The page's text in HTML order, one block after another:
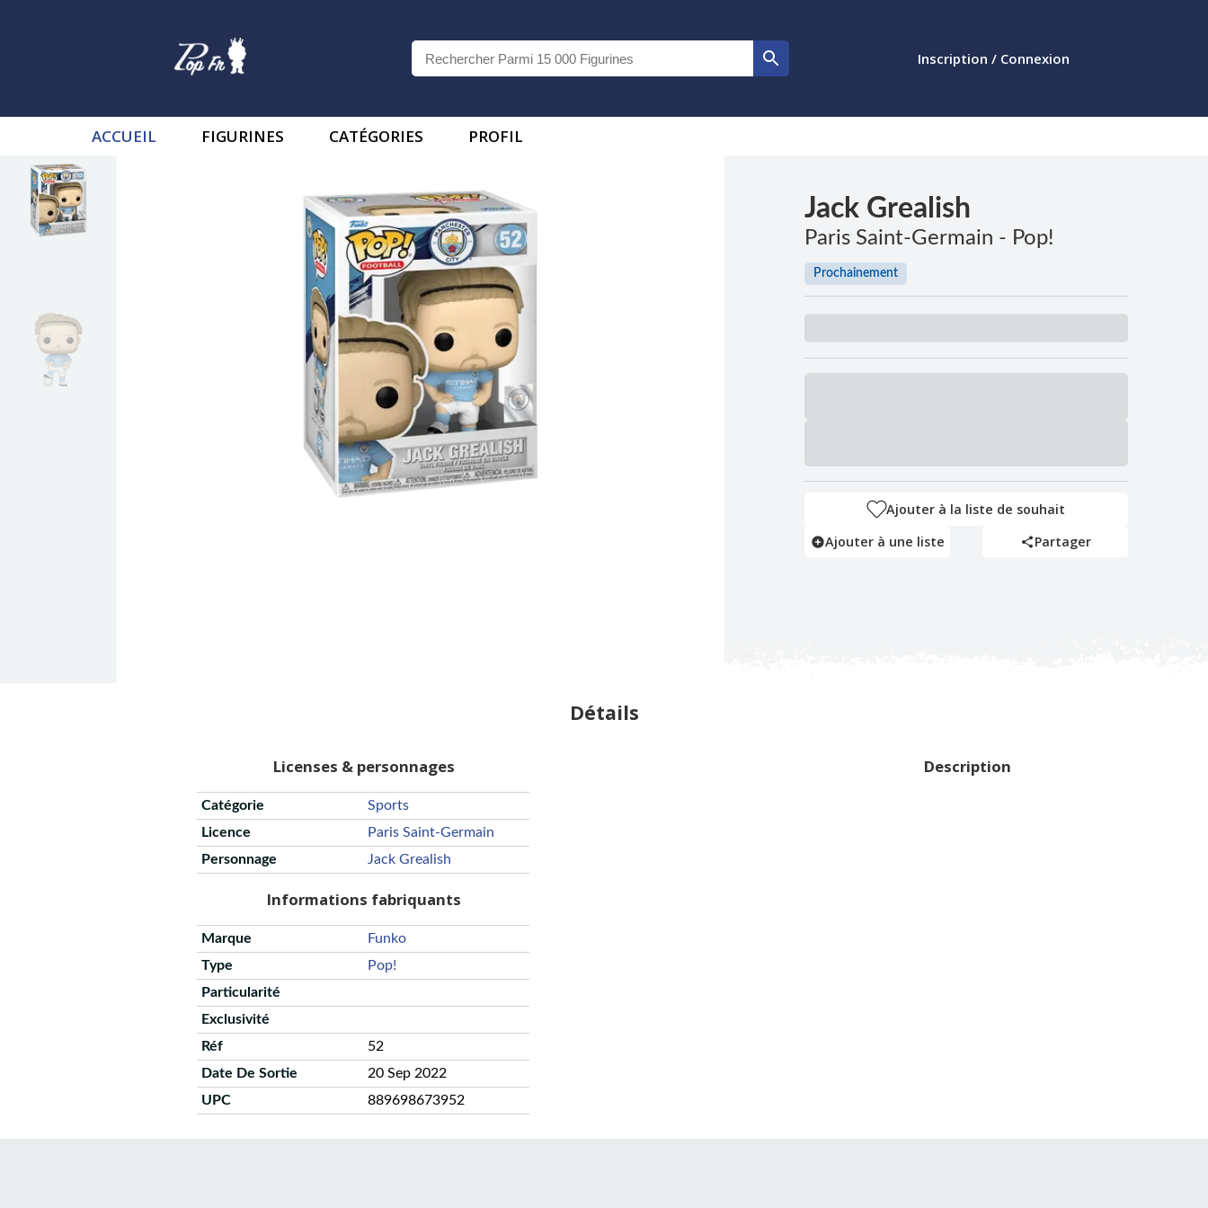
Inscription / Connexion
ACCUEIL FIGURINES CATÉGORIES PROFIL
Jack Grealish
Paris Saint-Germain - Pop!
Prochainement
Ajouter à la liste de souhait
Ajouter à une liste
Partager
Détails
Licenses & personnages
Catégorie
Sports
Licence
Paris Saint-Germain
Personnage
Jack Grealish
Informations fabriquants
Marque
Funko
Type
Pop!
Particularité
Exclusivité
Réf
52
Date De Sortie
20 Sep 2022
UPC
889698673952
Description